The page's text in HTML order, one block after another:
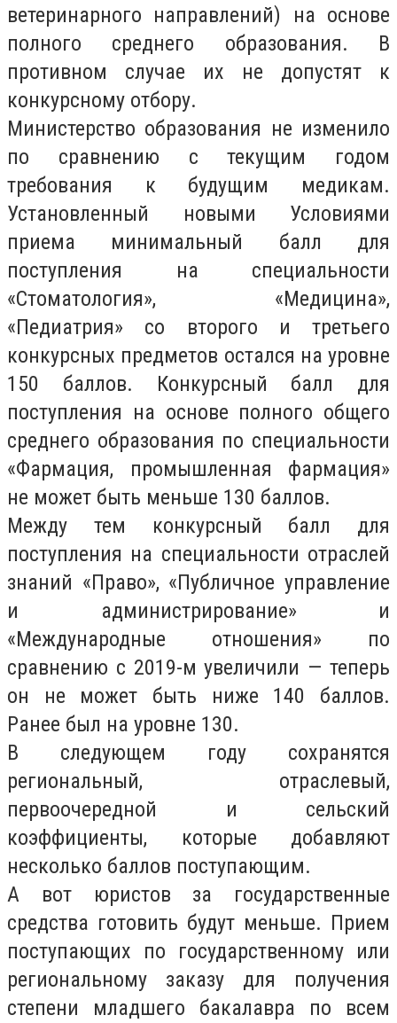
ветеринарного направлений) на основе
полного среднего образования. В
противном случае их не допустят к
конкурсному отбору.
Министерство образования не изменило
по сравнению с текущим годом
требования к будущим медикам.
Установленный новыми Условиями
приема минимальный балл для
поступления на специальности
«Стоматология», «Медицина»,
«Педиатрия» со второго и третьего
конкурсных предметов остался на уровне
150 баллов. Конкурсный балл для
поступления на основе полного общего
среднего образования по специальности
«Фармация, промышленная фармация»
не может быть меньше 130 баллов.
Между тем конкурсный балл для
поступления на специальности отраслей
знаний «Право», «Публичное управление
и администрирование» и
«Международные отношения» по
сравнению с 2019-м увеличили — теперь
он не может быть ниже 140 баллов.
Ранее был на уровне 130.
В следующем году сохранятся
региональный, отраслевый,
первоочередной и сельский
коэффициенты, которые добавляют
несколько баллов поступающим.
А вот юристов за государственные
средства готовить будут меньше. Прием
поступающих по государственному или
региональному заказу для получения
степени младшего бакалавра по всем